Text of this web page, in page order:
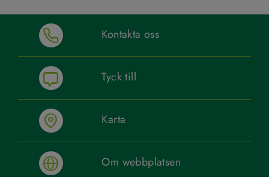
Kontakta oss
Tyck till
Karta
Om webbplatsen